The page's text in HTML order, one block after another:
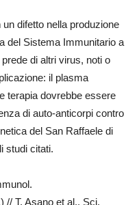
difetto nella produzione
del Sistema Immunitario a
di altri virus, noti o
il plasma
terapia dovrebbe essere
di auto-anticorpi contro
del San Raffaele di
studi citati.
// T. Asano et al., Sci.